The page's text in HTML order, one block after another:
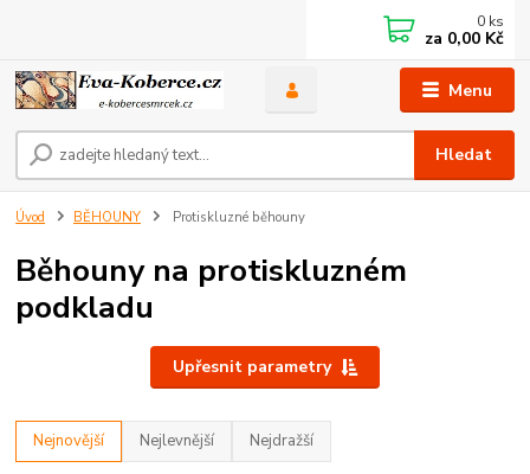
Menu
Hledat
0 ks
za 0,00 Kč
Úvod BĚHOUNY Protiskluzné běhouny
Běhouny na protiskluzném
podkladu
Upřesnit parametry
Nejnovější Nejlevnější Nejdražší